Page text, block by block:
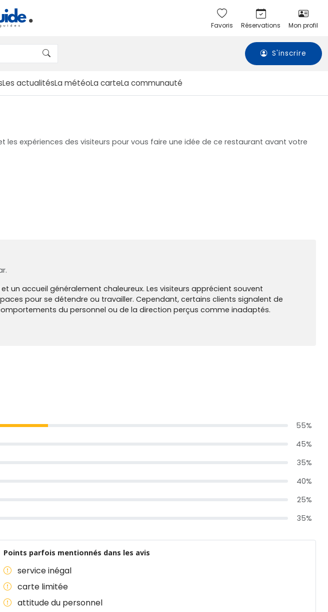
Favoris Réservations Mon profil
S'inscrire
Les actualitésLa météoLa carteLa communauté
les expériences des visiteurs pour vous faire une idée de ce restaurant avant votre
un accueil généralement chaleureux. Les visiteurs apprécient souvent
pour se détendre ou travailler. Cependant, certains clients signalent de
du personnel ou de la direction perçus comme inadaptés.
55%
45%
35%
40%
25%
35%
Points parfois mentionnés dans les avis
service inégal
carte limitée
attitude du personnel